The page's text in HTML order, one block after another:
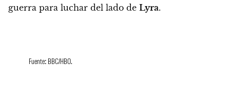
guerra para luchar del lado de Lyra.
Fuente: BBC/HBO.